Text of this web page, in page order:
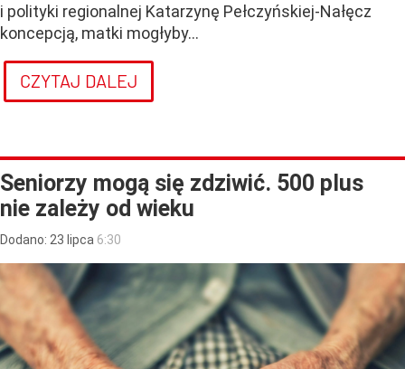
i polityki regionalnej Katarzynę Pełczyńskiej-Nałęcz
koncepcją, matki mogłyby...
CZYTAJ DALEJ
Seniorzy mogą się zdziwić. 500 plus
nie zależy od wieku
Dodano: 23 lipca 6:30